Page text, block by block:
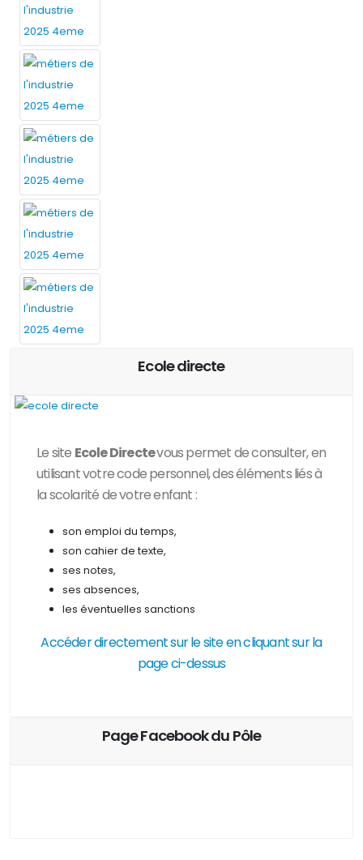
Ecole directe
Le site Ecole Directevous permet de consulter, en
utilisant votre code personnel, deséléments liés à
la scolarité de votre enfant :
son emploi du temps,
son cahier de texte,
ses notes,
ses absences,
les éventuelles sanctions
Accéder directement sur le site en cliquant sur la
page ci-dessus
Page Facebook du Pôle